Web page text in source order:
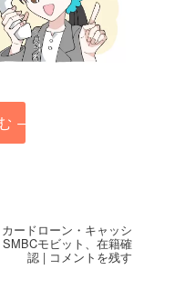
→
カードローン・キャッシ
SMBCモビット 、在籍確
認 | コメントを残す